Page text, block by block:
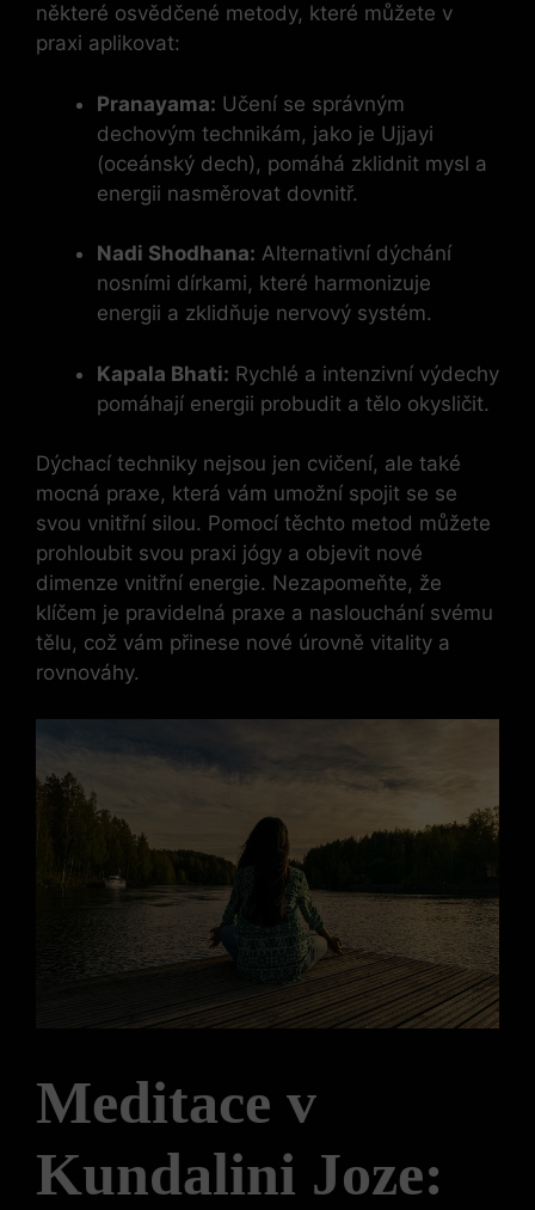
některé osvědčené metody, které můžete v
praxi aplikovat:
Pranayama: Učení se správným
dechovým technikám, jako je Ujjayi
(oceánský dech), pomáhá zklidnit mysl a
energii nasměrovat dovnitř.
Nadi Shodhana: Alternativní dýchání
nosními dírkami, které harmonizuje
energii a zklidňuje nervový systém.
Kapala Bhati: Rychlé a intenzivní výdechy
pomáhají energii probudit a tělo okysličit.
Dýchací techniky nejsou jen cvičení, ale také
mocná praxe, která vám umožní spojit se se
svou vnitřní silou. Pomocí těchto metod můžete
prohloubit svou praxi jógy a objevit nové
dimenze vnitřní energie. Nezapomeňte, že
klíčem je pravidelná praxe a naslouchání svému
tělu, což vám přinese nové úrovně vitality a
rovnováhy.
Meditace v
Kundalini Joze: